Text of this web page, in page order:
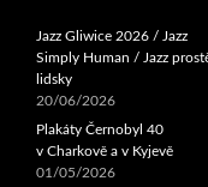
Jazz Gliwice 2026 / Jazz
Simply Human / Jazz
lidsky
20/06/2026
Plakáty Černobyl 40
v Charkově a v Kyjevě
01/05/2026